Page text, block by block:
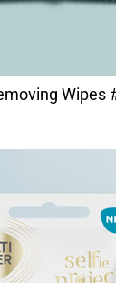
Wipes